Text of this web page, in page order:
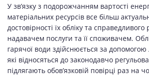
У зв’язку з подорожчанням вартості
матеріальних ресурсів все більш
достовірності їх обліку та
надавачем послуги та її споживачем.
гарячої води здійснюється за допомогою
які відносяться до законодавчо
підлягають обов’язковій повірці раз на